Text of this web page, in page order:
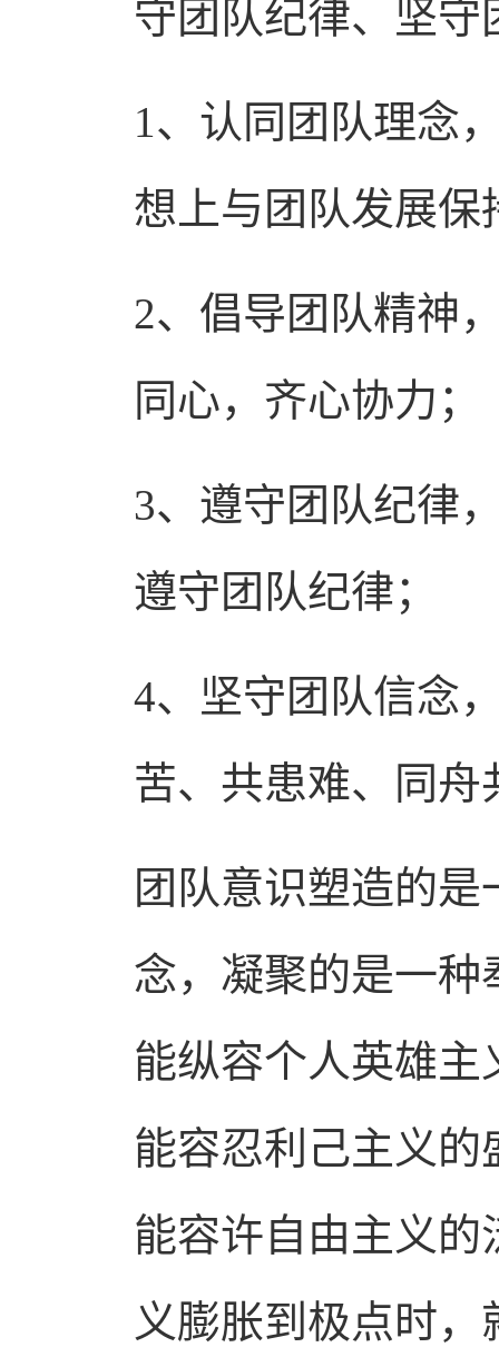
守团队纪律、坚守
1、认同团队理念
想上与团队发展保
2、倡导团队精神
同心，齐心协力
3、遵守团队纪律
遵守团队纪律
4、坚守团队信念
苦、共患难、同舟
团队意识塑造的
念，凝聚的是一
能纵容个人英雄
能容忍利己主义
能容许自由主义的
义膨胀到极点时